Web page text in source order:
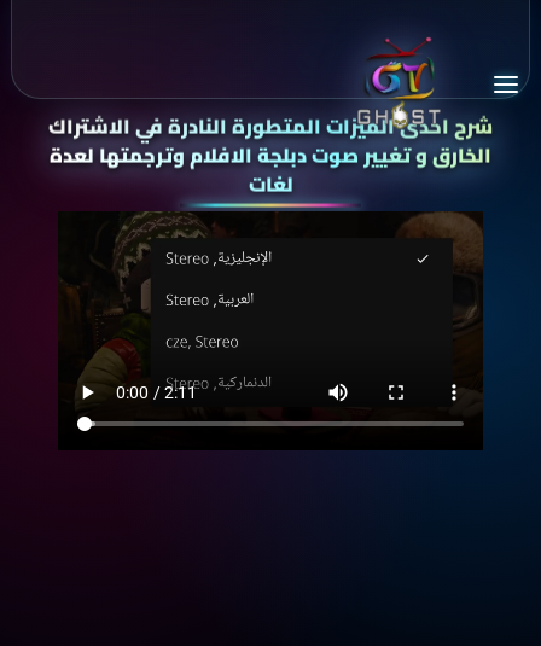
شرح احدى الميزات المتطورة النادرة في الاشتراك
الخارقو تغيير صوت دبلجة الافلام وترجمتها لعدة
لغات